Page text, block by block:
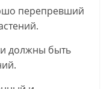
перепревший
должны быть